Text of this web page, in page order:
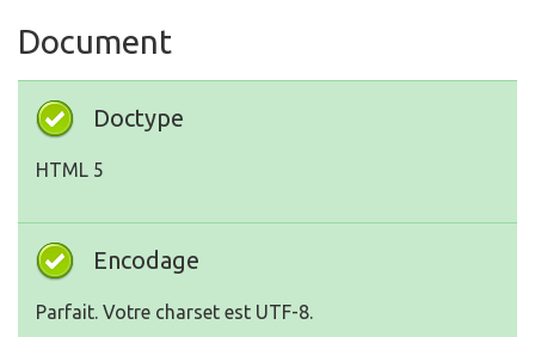
Document
Doctype
HTML 5
Encodage
Parfait. Votre charset est UTF-8.